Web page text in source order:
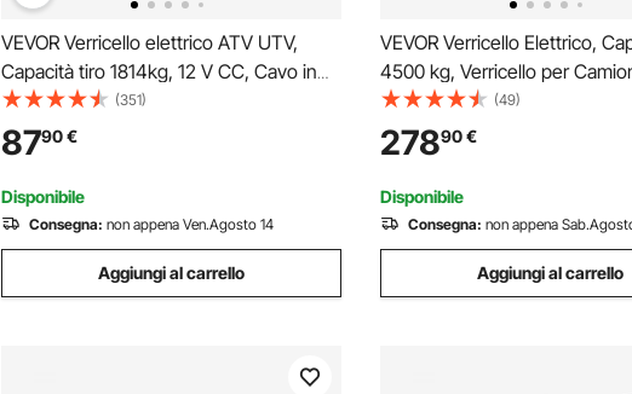
VEVOR Verricello elettrico ATV UTV,
Capacità tiro 1814kg, 12 V CC, Cavo in
acciaio a 7 fili Φ0,5 x 118,7 cm,
Telecomando wireless cablato,
Impermeabile IP55, Verricello per traino
ATV UTV
(351)
8790€
Disponibile
Consegna: non appena Ven.Agosto 14
Aggiungi al carrello
VEVOR Verricello Elettrico,
4500 kg, Verricello per
CC con Fune in Acciaio Φ8,3
m, Telecomando Wireless e
IP55 per il Traino di SUV, Jeep,
(49)
27890€
Disponibile
Consegna: non appena
Aggiungi al carrello